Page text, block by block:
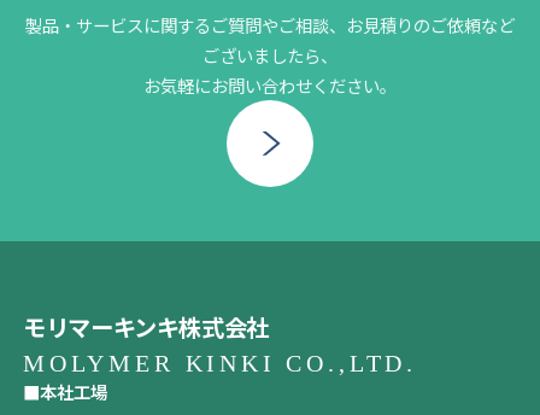
製品・サービスに関するご質問やご相談、お見積りのご依頼など
ございましたら、
お気軽にお問い合わせください。
モリマーキンキ株式会社
■本社工場